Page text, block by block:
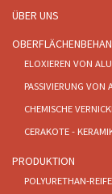
ÜBER UNS
ELOXIEREN VON
PASSIVIERUNG VON
CHEMISCHE
CERAKOTE -
PRODUKTION
POLYURETHAN-
Hartes